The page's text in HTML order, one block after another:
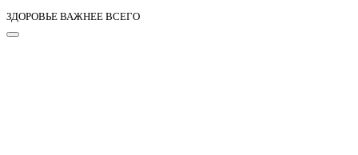
ЗДОРОВЬЕ ВАЖНЕЕ ВСЕГО